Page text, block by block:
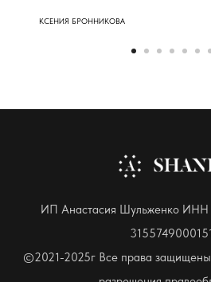
КСЕНИЯ БРОННИКОВА
ИП Анастасия Шульженко ИНН
©2021-2025г Все права